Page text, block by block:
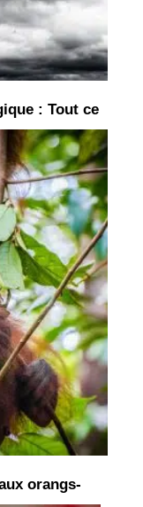
: Tout ce
orangs-